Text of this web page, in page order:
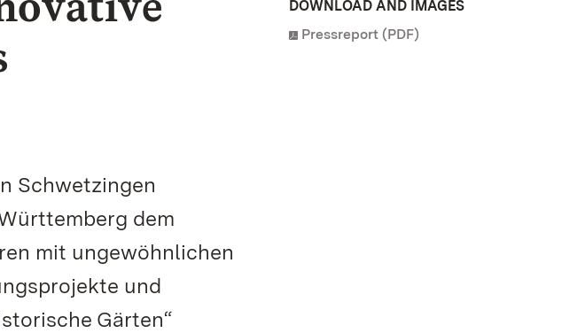
Schwetzingen
dem
mit ungewöhnlichen
und
Gärten“
DOWNLOAD AND IMAGES
Pressreport (PDF)